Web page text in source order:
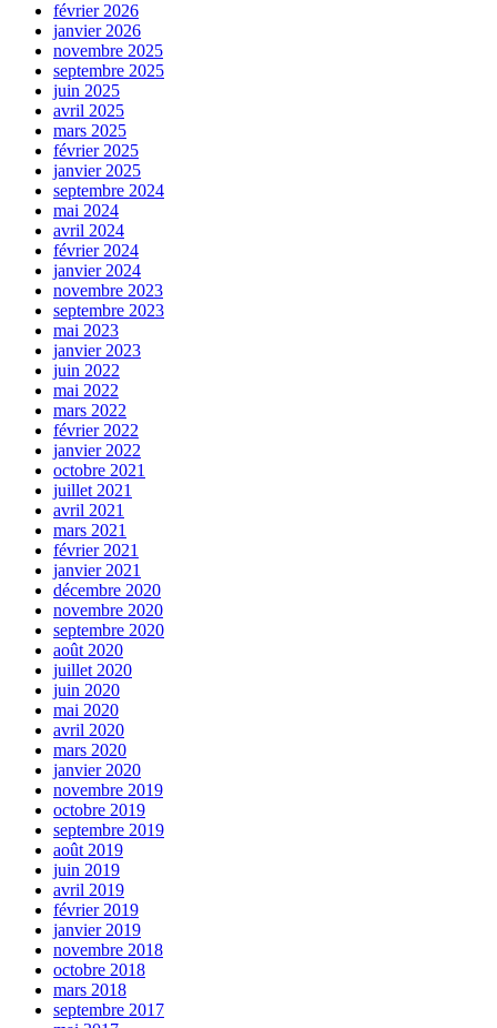
février 2026
janvier 2026
novembre 2025
septembre 2025
juin 2025
avril 2025
mars 2025
février 2025
janvier 2025
septembre 2024
mai 2024
avril 2024
février 2024
janvier 2024
novembre 2023
septembre 2023
mai 2023
janvier 2023
juin 2022
mai 2022
mars 2022
février 2022
janvier 2022
octobre 2021
juillet 2021
avril 2021
mars 2021
février 2021
janvier 2021
décembre 2020
novembre 2020
septembre 2020
août 2020
juillet 2020
juin 2020
mai 2020
avril 2020
mars 2020
janvier 2020
novembre 2019
octobre 2019
septembre 2019
août 2019
juin 2019
avril 2019
février 2019
janvier 2019
novembre 2018
octobre 2018
mars 2018
septembre 2017